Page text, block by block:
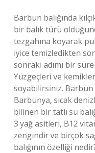
Barbun balığında
bir balık türü
tezgahına koyarak
iyice temizledikten
sonraki adımı bir
Yüzgeçleri ve
soyabilirsiniz. Barbun
Barbunya, sıcak
bilinen bir tatlı su
3 yağ asitleri, B12
zengindir ve birçok
balığının özelliği